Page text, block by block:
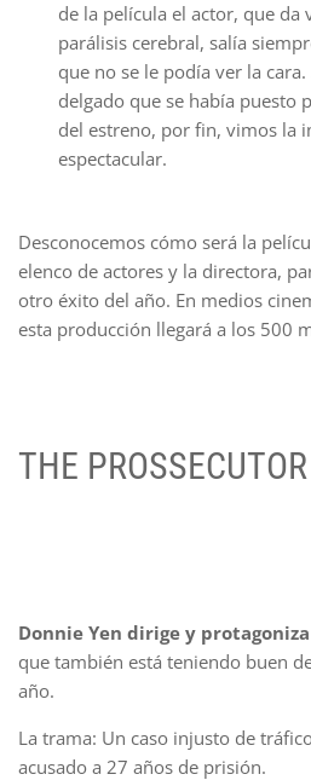
de la película el actor, que da
parálisis cerebral, salía
que no se le podía ver la
delgado que se había puesto
del estreno, por fin, vimos la
espectacular.
Desconocemos cómo será la
elenco de actores y la directora,
otro éxito del año. En medios
esta producción llegará a los 500
THE PROSSECUTOR
Donnie Yen dirige y protagoniza
que también está teniendo buen
año.
La trama: Un caso injusto de
acusado a 27 años de prisión.